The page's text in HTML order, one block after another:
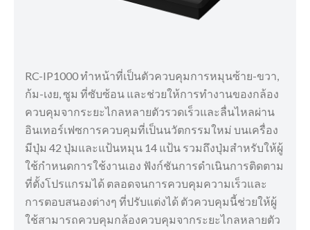
RC-IP1000 ทำหน้าที่เป็นตัวควบคุมการหมุนซ้าย-ขวา,
ก้ม-เงย, ซูม ที่ซับซ้อน และช่วยให้การทำงานของกล้อง
ควบคุมจากระยะไกลหลายตัวรวดเร็วและลื่นไหลผ่าน
อินเทอร์เฟซการควบคุมที่เป็นนวัตกรรมใหม่ บนเครื่อง
มีปุ่ม 42 ปุ่มและแป้นหมุน 14 แป้น รวมถึงปุ่มสำหรับให้ผู้
ใช้กำหนดการใช้งานเอง ฟังก์ชันการดำเนินการติดตาม
ที่ตั้งโปรแกรมได้ ตลอดจนการควบคุมความเร็วและ
การตอบสนองต่างๆ ที่ปรับแต่งได้ ตัวควบคุมนี้ช่วยให้ผู้
ใช้สามารถควบคุมกล้องควบคุมจากระยะไกลหลายตัว